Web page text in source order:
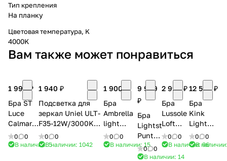
Тип крепления
На планку
Цветовая температура, K
4000K
Вам также может понравиться
1 990 ₽
Бра ST
Luce
Calmare
SL434.501.01
0
0
В наличии: 5
1 940 ₽
Подсветка для
зеркал Uniel ULT-
F35-12W/3000K
IP44 Silver UL-
00007232
0
0
В наличии: 1042
1 900 ₽
Бра
Ambrella
light
Comfort
Line
0
0
В наличии: 15
9 999
₽
Бра
Lightstar
Punto
807626
0
0
В наличии: 14
2 999 ₽
Бра
Lussole
Loft
Cozy
LSP-
7100
0
0
В наличии: 96
12 500 ₽
Бра
Kink
Light
Мелисса
08437,36
0
0
В